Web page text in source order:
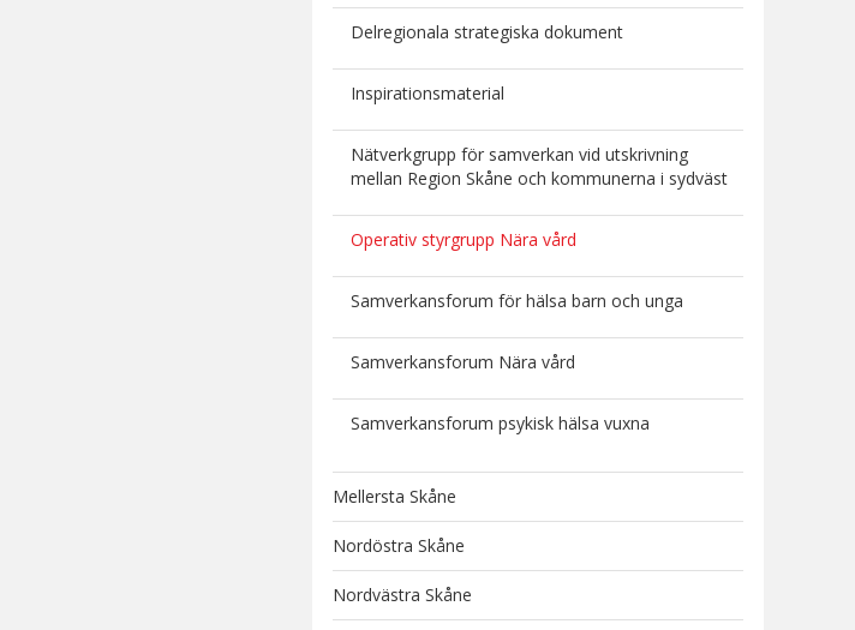
Delregionala strategiska dokument
Inspirationsmaterial
Nätverkgrupp för samverkan vid utskrivning
mellan Region Skåne och kommunerna i sydväst
Operativ styrgrupp Nära vård
Samverkansforum för hälsa barn och unga
Samverkansforum Nära vård
Samverkansforum psykisk hälsa vuxna
Mellersta Skåne
Nordöstra Skåne
Nordvästra Skåne